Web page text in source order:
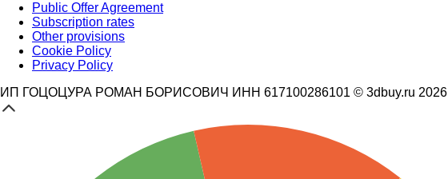
Public Offer Agreement
Subscription rates
Other provisions
Cookie Policy
Privacy Policy
ИП ГОЦОЦУРА РОМАН БОРИСОВИЧ ИНН 617100286101 © 3dbuy.ru 2026